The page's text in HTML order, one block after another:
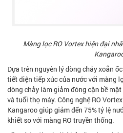
Màng lọc RO Vortex hiện đại
Dựa trên nguyên lý dòng chảy xoắn
tiết diện tiếp xúc của nước với màng
dòng chảy làm giảm đóng cặn bề
và tuổi thọ máy. Công nghệ RO
Kangaroo giúp giảm đến 75% tỷ lệ
khiết so với màng RO truyền thống.